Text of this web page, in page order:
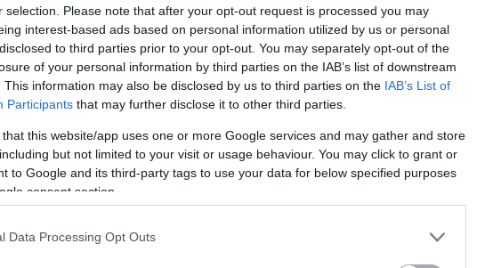
selection. Please note that after your opt-out request is processed you may
interest-based ads based on personal information utilized by us or personal
to third parties prior to your opt-out. You may separately opt-out of the
of your personal information by third parties on the IAB’s list of downstream
This information may also be disclosed by us to third parties on the IAB’s List of
Participants that may further disclose it to other third parties.
that this website/app uses one or more Google services and may gather and store
but not limited to your visit or usage behaviour. You may click to grant or
to Google and its third-party tags to use your data for below specified purposes
consent section.
Data Processing Opt Outs